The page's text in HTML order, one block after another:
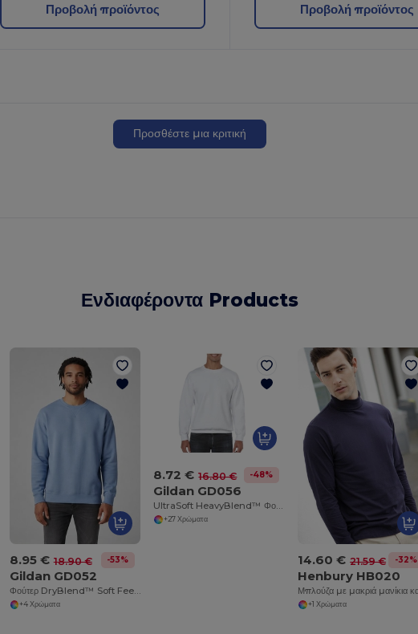
Προβολή προϊόντος Προβολή προϊόντος
Προσθέστε μια κριτική
Ενδιαφέροντα Products
8.95 € 18.90 € -53%
Gildan GD052
Φούτερ DryBlend™ Soft Feel No-Pill Crew Neck
+4 Χρώματα
8.72 € 16.80 € -48%
Gildan GD056
+27 Χρώματα
14.60 € 21.59 € -32%
Henbury HB020
+1 Χρώματα